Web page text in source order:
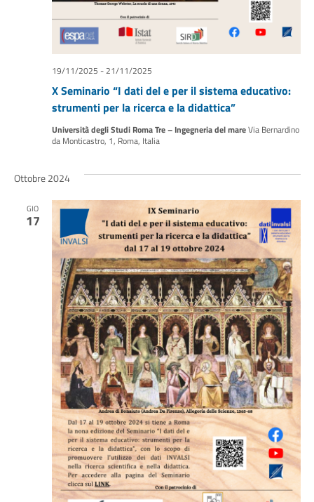
X Seminario “I dati del e per il sistema educativo:
strumenti per la ricerca e la didattica”
19/11/2025 -21/11/2025
Università degli Studi Roma Tre – Ingegneria del mareVia Bernardino
da Monticastro, 1, Roma, Italia
Ottobre 2024
GIO
17